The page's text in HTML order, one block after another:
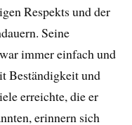
Respekts und der
Seine
immer einfach und
Beständigkeit und
erreichte, die er
erinnern sich